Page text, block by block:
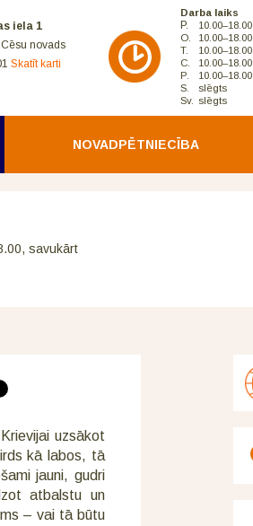
iela 1
novads
Skatīt karti
Darba laiks
P.
10.00–18.00
O.
10.00–18.00
T.
10.00–18.00
C.
10.00–18.00
P.
10.00–18.00
S.
slēgts
Sv. slēgts
NOVADPĒTNIECĪBA
savukārt
uzsākot
kā labos, tā
jauni, gudri
atbalstu un
– vai tā būtu